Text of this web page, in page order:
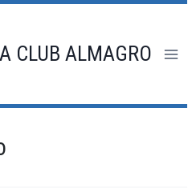
CLUB ALMAGRO